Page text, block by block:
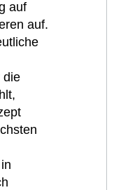
auf
auf.
die